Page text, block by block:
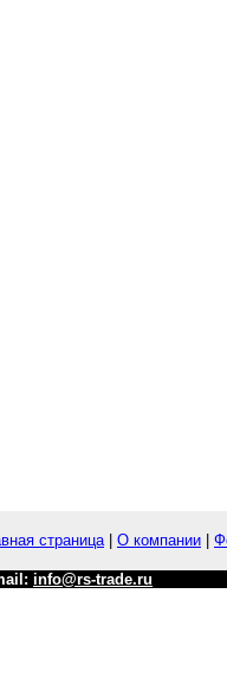
страница| О компании
info@rs-trade.ru